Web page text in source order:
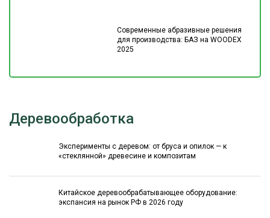
Современные абразивные решения
для производства: БАЗ на WOODEX
2025
Деревообработка
Эксперименты с деревом: от бруса и опилок — к
«стеклянной» древесине и композитам
Китайское деревообрабатывающее оборудование:
экспансия на рынок РФ в 2026 году